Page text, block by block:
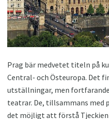
Prag bär medvetet titeln på
Central- och Östeuropa. Det
utställningar, men
teatrar. De, tillsammans med
det möjligt att förstå Tjeckien